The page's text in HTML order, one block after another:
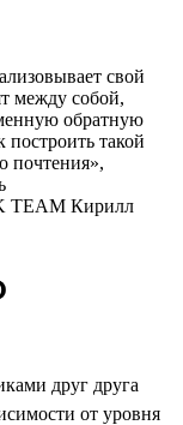
свой
между собой,
обратную
такой
почтения»,
TEAM Кирилл
друг друга
от уровня